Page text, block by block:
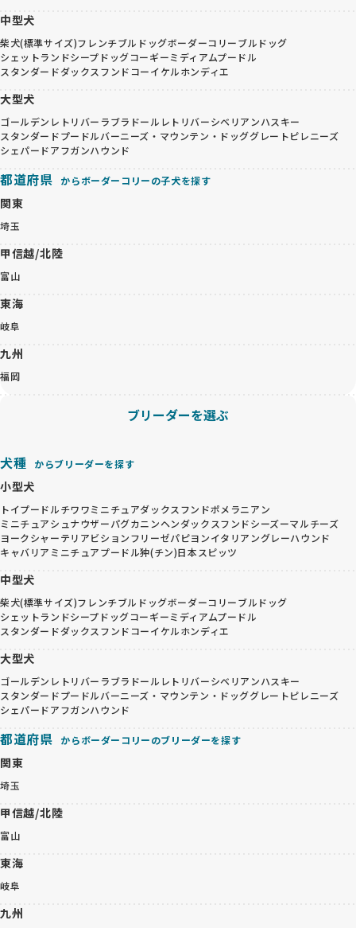
中型犬
柴犬(標準サイズ)フレンチブルドッグボーダーコリーブルドッグ
シェットランドシープドッグコーギーミディアムプードル
スタンダードダックスフンドコーイケルホンディエ
大型犬
ゴールデンレトリバー ラブラドールレトリバーシベリアンハスキー
スタンダードプードルバーニーズ・マウンテン・ドッググレートピレニーズ
シェパードアフガンハウンド
都道府県 からボーダーコリーの子犬を探す
関東
埼玉
甲信越/北陸
富山
東海
岐阜
九州
福岡
ブリーダーを選ぶ
犬種 からブリーダーを探す
小型犬
トイプードルチワワミニチュアダックスフンドポメラニアン
ミニチュアシュナウザーパグカニンヘンダックスフンドシーズーマルチーズ
ヨークシャーテリアビションフリーゼパピヨンイタリアングレーハウンド
キャバリア ミニチュアプードル狆(チン)日本スピッツ
中型犬
柴犬(標準サイズ)フレンチブルドッグボーダーコリーブルドッグ
シェットランドシープドッグコーギーミディアムプードル
スタンダードダックスフンドコーイケルホンディエ
大型犬
ゴールデンレトリバー ラブラドールレトリバーシベリアンハスキー
スタンダードプードルバーニーズ・マウンテン・ドッググレートピレニーズ
シェパードアフガンハウンド
都道府県 からボーダーコリーのブリーダーを探す
関東
埼玉
甲信越/北陸
富山
東海
岐阜
九州